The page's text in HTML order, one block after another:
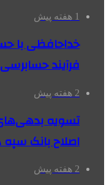
1 هفته پیش
خداحافظی با
فرآیند
2 هفته پیش
اصلاح بانک سپه
2 هفته پیش